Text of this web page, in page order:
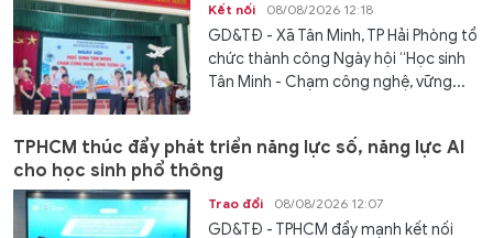
Kết nối 08/08/2026 12:18
GD&TĐ - Xã Tân Minh, TP Hải Phòng tổ
chức thành công Ngày hội “Học sinh
Tân Minh - Chạm công nghệ, vững...
TPHCM thúc đẩy phát triển năng lực số, năng lực AI
cho học sinh phổ thông
Trao đổi 08/08/2026 12:07
GD&TĐ - TPHCM đẩy mạnh kết nối